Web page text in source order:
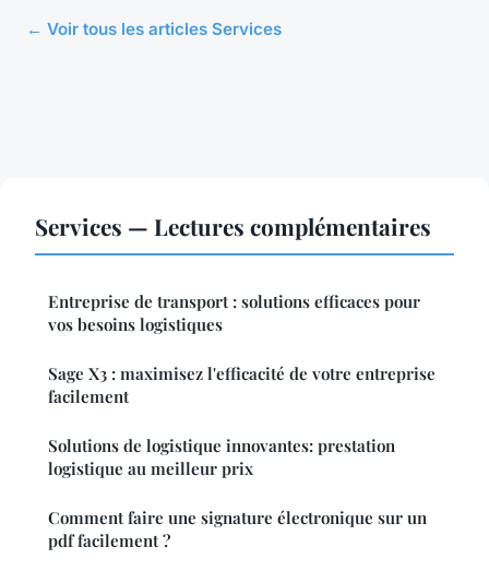
← Voir tous les articles Services
Services — Lectures complémentaires
Entreprise de transport : solutions efficaces pour
vos besoins logistiques
Sage X3 : maximisez l'efficacité de votre entreprise
facilement
Solutions de logistique innovantes: prestation
logistique au meilleur prix
Comment faire une signature électronique sur un
pdf facilement ?